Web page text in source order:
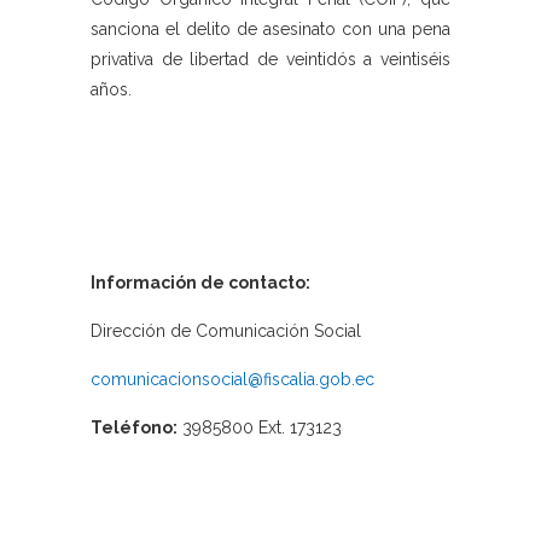
sanciona el delito de asesinato con una pena
privativa de libertad de veintidós a veintiséis
años.
Información de contacto:
Dirección de Comunicación Social
comunicacionsocial@fiscalia.gob.ec
Teléfono: 3985800 Ext. 173123